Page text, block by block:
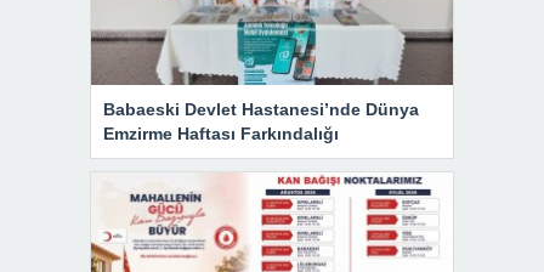
Babaeski Devlet Hastanesi’nde Dünya
Emzirme Haftası Farkındalığı